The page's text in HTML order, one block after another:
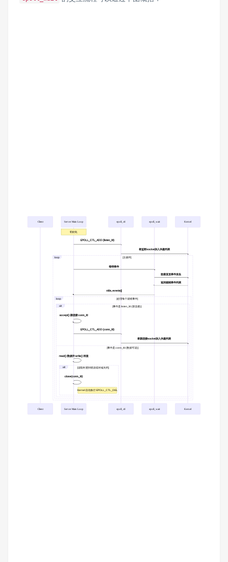
Client Server Main Loop epoll_ctl epoll_wait Kernel
初始化
EPOLL_CTL_ADD (listen_fd)
将监听socket加入兴趣列表
等待事件
阻塞直至事件发生
返回就绪事件列表
nfds, events[]
accept() 新连接 conn_fd
EPOLL_CTL_ADD (conn_fd)
将新连接socket加入兴趣列表
read() 数据并 write() 回显
close(conn_fd)
Kernel 自动执行 EPOLL_CTL_DEL
alt [读取时遇到错误或对端关闭]
alt [事件是 listen_fd (新连接)]
[事件是 conn_fd (数据可读)]
loop [处理每个就绪事件]
loop [主循环]
Client Server Main Loop epoll_ctl epoll_wait Kernel